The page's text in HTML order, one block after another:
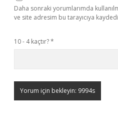
Daha sonraki yorumlarımda
ve site adresim bu tarayıcıya
10 - 4 kaçtır?*